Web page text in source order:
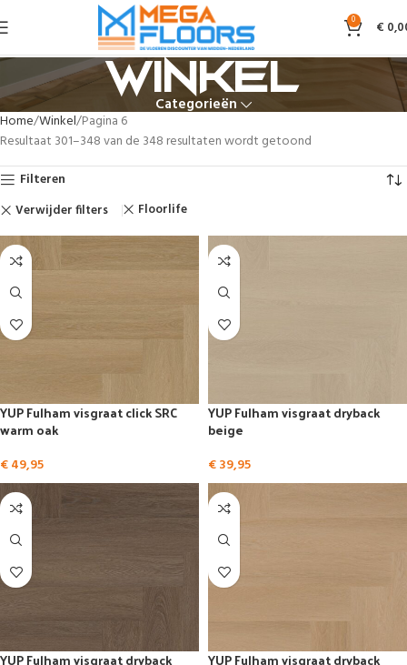
0 €
Winkel
Categorieën
Home Winkel Pagina 6
Resultaat 301–348 van de 348 resultaten wordt getoond
Filteren
Verwijder filters Floorlife
YUP Fulham visgraat click SRC
warm oak
€49,95
YUP Fulham visgraat dryback
beige
€39,95
YUP Fulham visgraat dryback YUP Fulham visgraat dryback